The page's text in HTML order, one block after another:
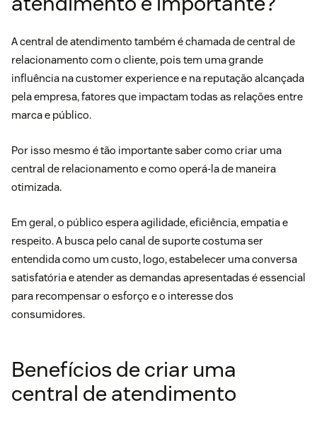
A central de atendimento também é chamada de central de
relacionamento com o cliente, pois tem uma grande
influência na customer experience e na reputação alcançada
pela empresa, fatores que impactam todas as relações entre
marca e público.
Por isso mesmo é tão importante saber como criar uma
central de relacionamento e como operá-la de maneira
otimizada.
Em geral, o público espera agilidade, eficiência, empatia e
respeito. A busca pelo canal de suporte costuma ser
entendida como um custo, logo, estabelecer uma conversa
satisfatória e atender as demandas apresentadas é essencial
para recompensar o esforço e o interesse dos
consumidores.
Benefícios de criar uma
central de atendimento